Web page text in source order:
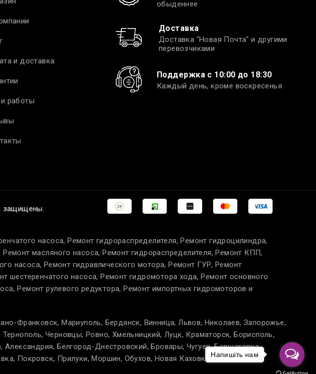
и доставка
работы
обыденнее
Доставка
Доставка "Новая Почта" и другими
перевозчиками
Поддержка с 10:00 до 18:30
Каждый день, кроме воскресенья
защищены.
насоса, Ремонт гидрораспределителя, Ремонт гидроцилиндра,
масляного насоса, Ремонт гидрораспределителя, Ремонт КПП,
насоса, Ремонт гидравлического мотора, Ремонт ГУР, Ремонт
шестеренчатого насоса, Ремонт гидромотора хода, Ремонт основного
Ремонт рулевого редуктора, Ремонт импортных гидромоторов и
Франковск, Мариуполь, Бердянск, Винница, Львов, Николаев, Запорожье,
Черновцы, Ровно, Хмельницкий, Луцк, Краматорск, Борисполь,
Белгород-Днестровский, Бровары, Чугуев, Борщаговка,
Покровск, Прилуки, Моршин, Обухов, Новая Каховка, Курахово,
Напишіть нам